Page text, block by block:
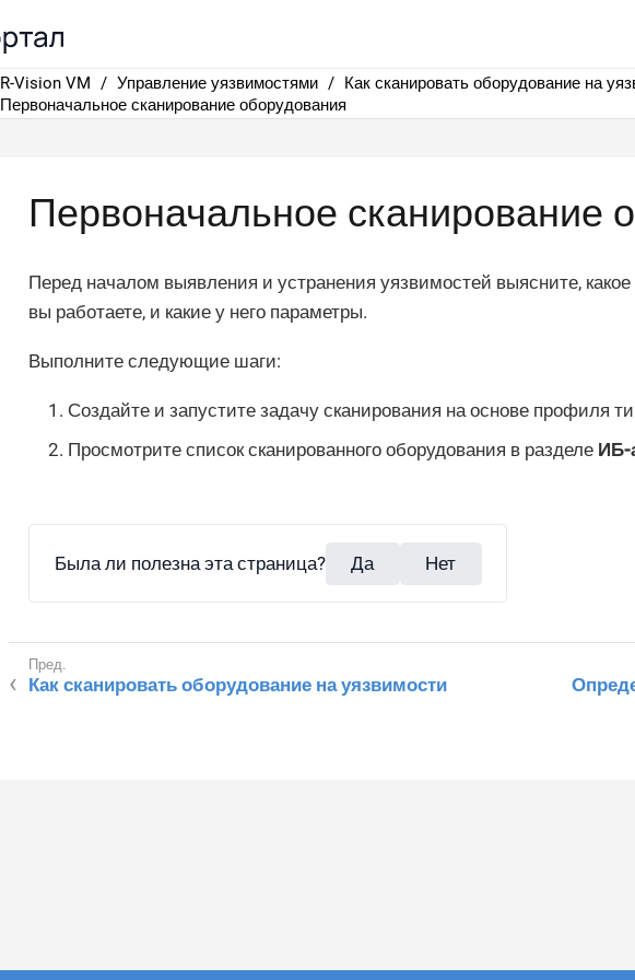
R-Vision VM Управление уязвимостями
Как сканировать оборудование на
Первоначальное сканирование оборудования
Первоначальное сканирование
Перед началом выявления и устранения уязвимостей выясните, какое
вы работаете, и какие у него параметры.
Выполните следующие шаги:
Создайте и запустите задачу сканирования на основе профиля
Просмотрите список сканированного оборудования в разделе ИБ-
Была ли полезна эта страница? Да Нет
Как сканировать оборудование на уязвимости